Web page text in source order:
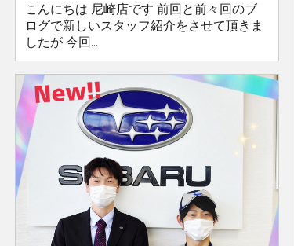
こんにちは 尼崎店です 前回と前々回のブ
ログで新しいスタッフ紹介をさせて頂きま
したが 今回...